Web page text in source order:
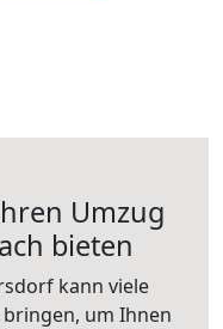
Umzug
bieten
kann viele
um Ihnen